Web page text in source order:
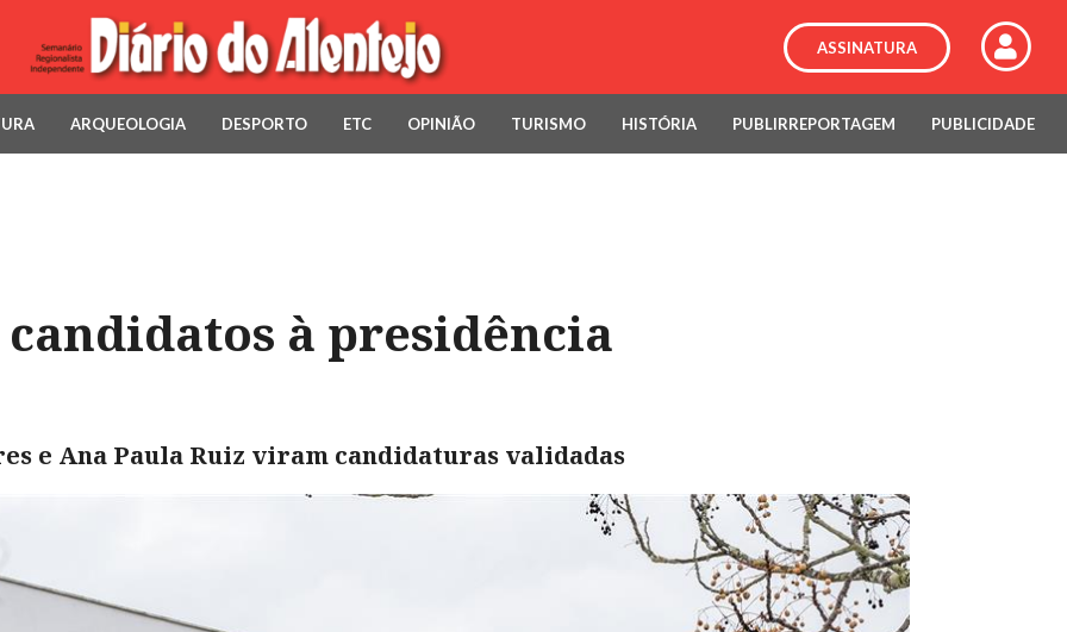
ASSINATURA
ARQUEOLOGIA DESPORTO ETC OPINIÃO TURISMO HISTÓRIA PUBLIRREPORTAGEM PUBLICIDADE
à presidência
e Ana Paula Ruiz viram candidaturas validadas